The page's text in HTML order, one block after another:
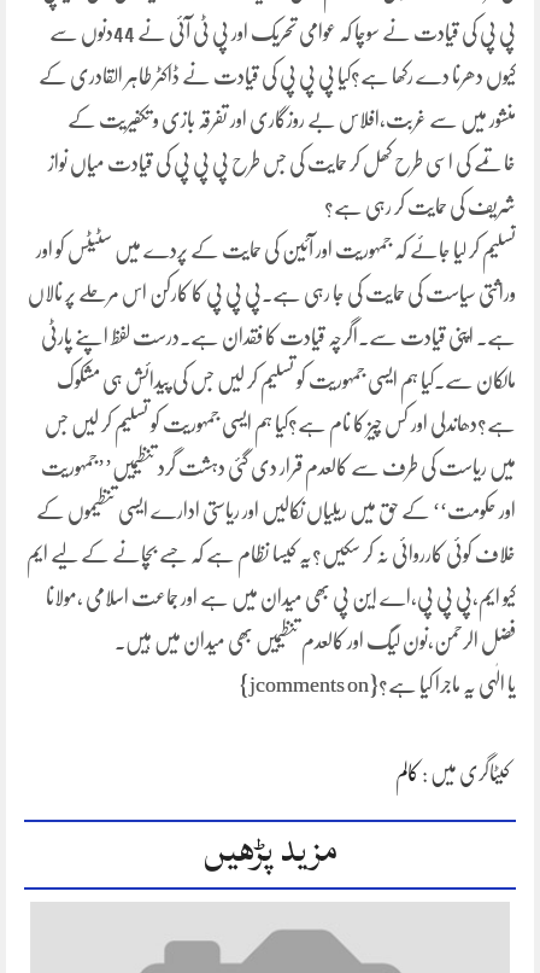
پی پی کی قیادت نے سوچا کہ عوامی تحریک اور پی ٹی آئی نے 44دنوں سے
کیوں دھرنا دے رکھا ہے؟کیا پی پی پی کی قیادت نے ڈاکٹر طاہر القادری کے
منشور میں سے غربت،افلاس بے روزگاری اور تفرقہ بازی و تکفیریت کے
خاتمے کی اسی طرح کھل کر حمایت کی جس طرح پی پی پی کی قیادت میاں نواز
شریف کی حمایت کر رہی ہے؟
تسلیم کر لیا جائے کہ جمہوریت اور آئین کی حمایت کے پردے میں سٹیٹس کو اور
وراثتی سیاست کی حمایت کی جا رہی ہے۔پی پی پی کا کارکن اس مرحلے پر نالاں
ہے۔ اپنی قیادت سے۔اگرچہ قیادت کا فقدان ہے۔درست لفظ اپنے پارٹی
مالکان سے۔کیا ہم ایسی جمہوریت کو تسلیم کر لیں جس کی پیدائش ہی مشکوک
ہے؟دھاندلی اور کس چیز کا نام ہے؟کیا ہم ایسی جمہوریت کو تسلیم کر لیں جس
میں ریاست کی طرف سے کالعدم قرار دی گئی دہشت گرد تنظیمیں’’جمہوریت
اور حکومت‘‘ کے حق میں ریلیاں نکالیں اور ریاستی ادارے ایسی تنظیموں کے
خلاف کوئی کارروائی نہ کر سکیں؟یہ کیسا نظام ہے کہ جسے بچانے کے لیے ایم
کیو ایم،پی پی پی،اے این پی بھی میدان میں ہے اور جماعت اسلامی ،مولانا
فضل الرحمن،نون لیگ اور کالعدم تنظیمیں بھی میدان میں ہیں۔
یا الٰہی یہ ماجرا کیا ہے؟{jcomments on}
کیٹاگری میں : کالم
مزید پڑھیں